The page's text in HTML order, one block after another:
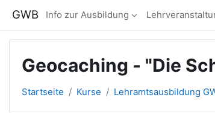
GWB Info zur Ausbildung
Geocaching - "Die
Startseite Kurse Lehramtsausbildung